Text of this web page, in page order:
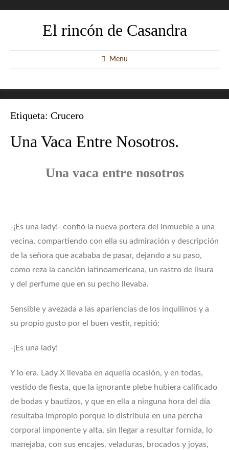
El rincón de Casandra
Menu
Etiqueta: Crucero
Una Vaca Entre Nosotros.
Una vaca entre nosotros
-¡Es una lady!- confió la nueva portera del inmueble a una
vecina, compartiendo con ella su admiración y descripción
de la señora que acababa de pasar, dejando a su paso,
como reza la canción latinoamericana, un rastro de lisura
y del perfume que en su pecho llevaba.
Sensible y avezada a las apariencias de los inquilinos y a
su propio gusto por el buen vestir, repitió:
-¡Es una lady!
Y lo era. Lady X llevaba en aquella ocasión, y en todas,
vestido de fiesta, que la ignorante plebe hubiera calificado
de bodas y bautizos, y que en ella a ninguna hora del día
resultaba impropio porque lo distribuía en una percha
corporal imponente y alta, sin llegar a resultar fornida, lo
manejaba, con sus encajes, veladuras, brocados y joyas,